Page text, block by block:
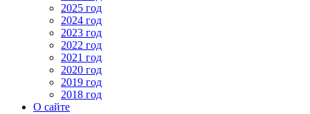
2025 год
2024 год
2023 год
2022 год
2021 год
2020 год
2019 год
2018 год
О сайте